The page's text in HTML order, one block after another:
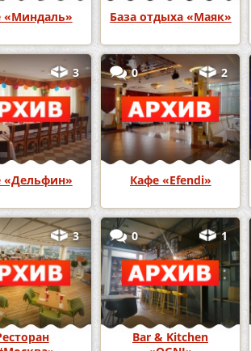
«Миндаль» База отдыха «Маяк»
3
«Дельфин»
0 2
Кафе «Efendi»
3 0 1
Bar & Kitchen